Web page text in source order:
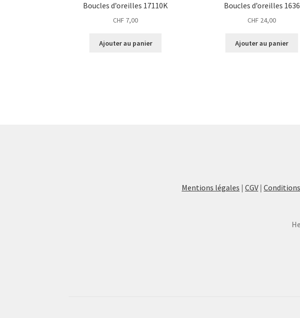
Boucles d’oreilles 17110K
CHF 7,00
Ajouter au panier
Boucles d’oreilles 1636
CHF 24,00
Ajouter au panier
Mentions légales | CGV |